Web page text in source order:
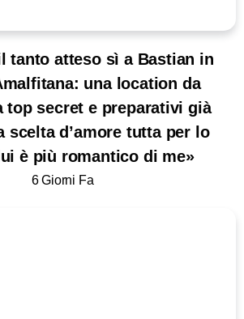
tanto atteso sì a Bastian in
una location da
top secret e preparativi già
scelta d’amore tutta per lo
è più romantico di me»
6 Giorni Fa